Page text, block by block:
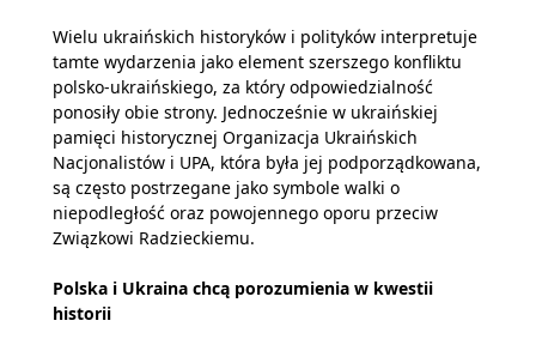
Wielu ukraińskich historyków i polityków interpretuje
tamte wydarzenia jako element szerszego konfliktu
polsko-ukraińskiego, za który odpowiedzialność
ponosiły obie strony. Jednocześnie w ukraińskiej
pamięci historycznej Organizacja Ukraińskich
Nacjonalistów i UPA, która była jej podporządkowana,
są często postrzegane jako symbole walki o
niepodległość oraz powojennego oporu przeciw
Związkowi Radzieckiemu.
Polska i Ukraina chcą porozumienia w kwestii
historii